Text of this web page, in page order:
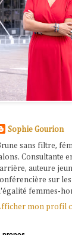
Sophie Gourion
sans filtre,
Consultante
auteure
sur les
femmes-
mon profil